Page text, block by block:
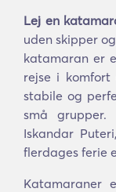
Lej en
uden skipper
katamaran er
rejse i komfort
stabile og
små
Iskandar
flerdages ferie
Katamaraner